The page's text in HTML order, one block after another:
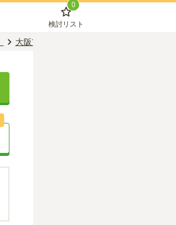
0
検討リスト
大阪市住吉区のお墓（霊園・墓地）